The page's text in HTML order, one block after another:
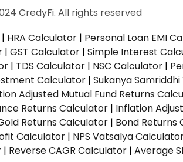
CredyFi. All rights reserved
| HRA Calculator | Personal Loan EMI
| GST Calculator | Simple Interest
| TDS Calculator | NSC Calculator |
Calculator | Sukanya
Adjusted Mutual Fund Returns
Returns Calculator | Inflation
Returns Calculator | Bond Returns
Calculator | NPS Vatsalya
| Reverse CAGR Calculator | Average